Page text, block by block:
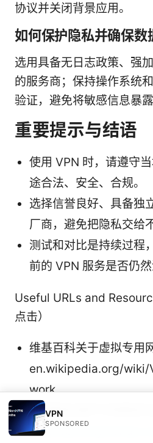
协议并关闭背景应用。
如何保护隐私并确保数
选用具备无日志政策、强
的服务商；保持操作系统
验证，避免将敏感信息暴
重要提示与结语
使用 VPN 时，请遵守
途合法、安全、合规。
选择信誉良好、具备独
厂商，避免把隐私交给
测试和对比是持续过程
前的 VPN 服务是否仍然
Useful URLs and
点击）
维基百科关于虚拟专用
en.wikipedia.org/
work
全球隐私保护与网络安
VPN
SPONSORED